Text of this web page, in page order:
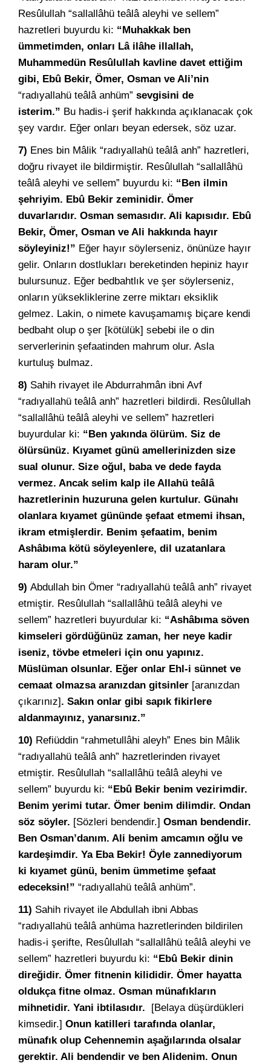
Resûlullah “sallallâhü teâlâ aleyhi ve sellem”
hazretleri buyurdu ki: “Muhakkak ben
ümmetimden, onları Lâ ilâhe illallah,
Muhammedün Resûlullah kavline davet ettiğim
gibi, Ebû Bekir, Ömer, Osman ve Ali’nin
“radıyallahü teâlâ anhüm” sevgisini de
isterim.” Bu hadis-i şerif hakkında açıklanacak çok
şey vardır. Eğer onları beyan edersek, söz uzar.
7) Enes bin Mâlik “radıyallahü teâlâ anh” hazretleri,
doğru rivayet ile bildirmiştir. Resûlullah “sallallâhü
teâlâ aleyhi ve sellem” buyurdu ki: “Ben ilmin
şehriyim. Ebû Bekir zeminidir. Ömer
duvarlarıdır. Osman semasıdır. Ali kapısıdır. Ebû
Bekir, Ömer, Osman ve Ali hakkında hayır
söyleyiniz!” Eğer hayır söylerseniz, önünüze hayır
gelir. Onların dostlukları bereketinden hepiniz hayır
bulursunuz. Eğer bedbahtlık ve şer söylerseniz,
onların yüksekliklerine zerre miktarı eksiklik
gelmez. Lakin, o nimete kavuşamamış biçare kendi
bedbaht olup o şer [kötülük] sebebi ile o din
serverlerinin şefaatinden mahrum olur. Asla
kurtuluş bulmaz.
8) Sahih rivayet ile Abdurrahmân ibni Avf
“radıyallahü teâlâ anh” hazretleri bildirdi. Resûlullah
“sallallâhü teâlâ aleyhi ve sellem” hazretleri
buyurdular ki: “Ben yakında ölürüm. Siz de
ölürsünüz. Kıyamet günü amellerinizden size
sual olunur. Size oğul, baba ve dede fayda
vermez. Ancak selim kalp ile Allahü teâlâ
hazretlerinin huzuruna gelen kurtulur. Günahı
olanlara kıyamet gününde şefaat etmemi ihsan,
ikram etmişlerdir. Benim şefaatim, benim
Ashâbıma kötü söyleyenlere, dil uzatanlara
haram olur.”
9) Abdullah bin Ömer “radıyallahü teâlâ anh” rivayet
etmiştir. Resûlullah “sallallâhü teâlâ aleyhi ve
sellem” hazretleri buyurdular ki: “Ashâbıma söven
kimseleri gördüğünüz zaman, her neye kadir
iseniz, tövbe etmeleri için onu yapınız.
Müslüman olsunlar. Eğer onlar Ehl-i sünnet ve
cemaat olmazsa aranızdan gitsinler [aranızdan
çıkarınız]. Sakın onlar gibi sapık fikirlere
aldanmayınız, yanarsınız.”
10) Refiüddin “rahmetullâhi aleyh” Enes bin Mâlik
“radıyallahü teâlâ anh” hazretlerinden rivayet
etmiştir. Resûlullah “sallallâhü teâlâ aleyhi ve
sellem” buyurdu ki: “Ebû Bekir benim vezirimdir.
Benim yerimi tutar. Ömer benim dilimdir. Ondan
söz söyler. [Sözleri bendendir.] Osman bendendir.
Ben Osman’danım. Ali benim amcamın oğlu ve
kardeşimdir. Ya Eba Bekir! Öyle zannediyorum
ki kıyamet günü, benim ümmetime şefaat
edeceksin!” “radıyallahü teâlâ anhüm”.
11) Sahih rivayet ile Abdullah ibni Abbas
“radıyallahü teâlâ anhüma hazretlerinden bildirilen
hadis-i şerifte, Resûlullah “sallallâhü teâlâ aleyhi ve
sellem” hazretleri buyurdu ki: “Ebû Bekir dinin
direğidir. Ömer fitnenin kilididir. Ömer hayatta
oldukça fitne olmaz. Osman münafıkların
mihnetidir. Yani ibtilasıdır. [Belaya düşürdükleri
kimsedir.] Onun katilleri tarafında olanlar,
münafık olup Cehennemin aşağılarında olsalar
gerektir. Ali bendendir ve ben Alidenim. Onun